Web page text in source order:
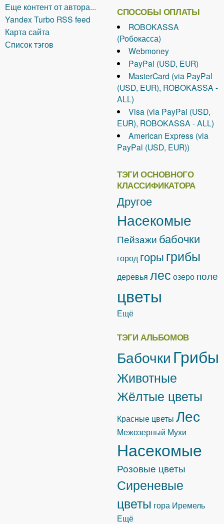
Еще контент от автора...
Yandex Turbo RSS feed
Карта сайта
Список тэгов
СПОСОБЫ ОПЛАТЫ
ROBOKASSA
(Робокасса)
Webmoney
PayPal (USD, EUR)
MasterCard (via PayPal
(USD, EUR), ROBOKASSA -
ALL)
Visa (via PayPal (USD,
EUR), ROBOKASSA - ALL)
American Express (via
PayPal (USD, EUR))
ТЭГИ ОСНОВНОГО
КЛАССИФИКАТОРА
Другое
Насекомые
Пейзажи бабочки
город горыгрибы
деревья лес озеро поле
цветы
Ещё
ТЭГИ АЛЬБОМОВ
БабочкиГрибы
Животные
Жёлтые цветы
Красные цветы Лес
Межозерный Мухи
Насекомые
Розовые цветы
Сиреневые
цветы гора Иремель
Ещё